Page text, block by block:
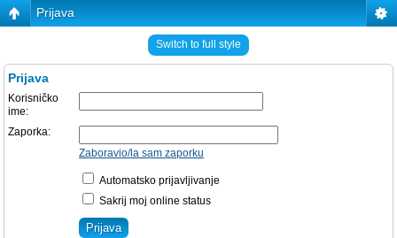
Prijava
Switch to full style
Prijava
Korisničko
ime:
Zaporka:
Zaboravio/la sam zaporku
Automatsko prijavljivanje
Sakrij moj online status